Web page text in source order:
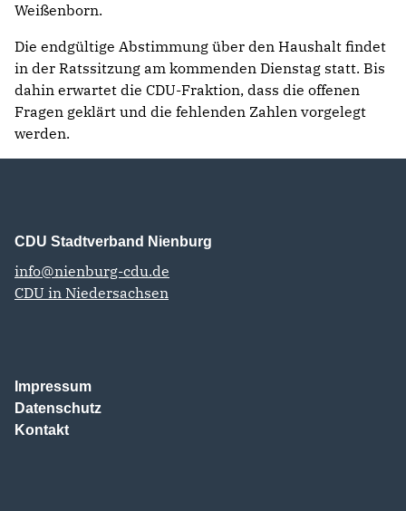
Weißenborn.
Die endgültige Abstimmung über den Haushalt findet
in der Ratssitzung am kommenden Dienstag statt. Bis
dahin erwartet die CDU-Fraktion, dass die offenen
Fragen geklärt und die fehlenden Zahlen vorgelegt
werden.
CDU Stadtverband Nienburg
info@nienburg-cdu.de
CDU in Niedersachsen
Impressum
Datenschutz
Kontakt